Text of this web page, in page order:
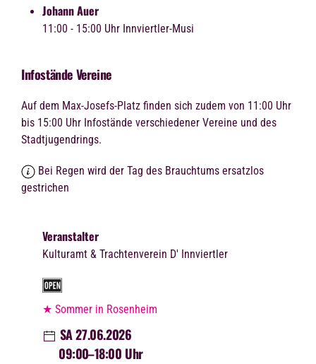
Johann Auer
11:00 - 15:00 Uhr Innviertler-Musi
Infostände Vereine
Auf dem Max-Josefs-Platz finden sich zudem von 11:00 Uhr
bis 15:00 Uhr Infostände verschiedener Vereine und des
Stadtjugendrings.
Bei Regen wird der Tag des Brauchtums ersatzlos
gestrichen
Veranstalter
Kulturamt & Trachtenverein D' Innviertler
★ Sommer in Rosenheim
SA 27.06.2026
09:00–18:00 Uhr